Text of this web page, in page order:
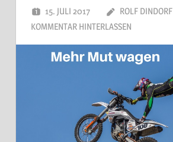
15. JULI 2017
ROLF DINDORF
KOMMENTAR HINTERLASSEN